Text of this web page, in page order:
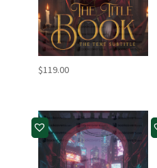
$119.00